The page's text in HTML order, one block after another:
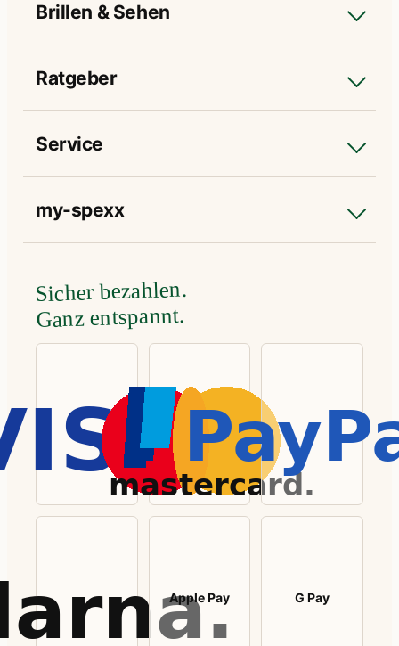
Brillen & Sehen
Ratgeber
Service
my-spexx
Sicher bezahlen.
Ganz entspannt.
Apple Pay G Pay